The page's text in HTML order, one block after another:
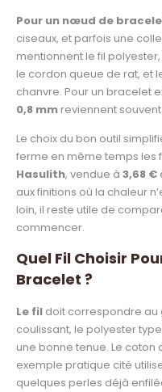
Pour un nœud de
ciseaux, et parfois une
mentionnent le fil
le cordon queue de rat, et
chanvre. Pour un bracelet
0,8 mm reviennent
Le choix du bon outil
ferme en même temps les
Hasulith, vendue à 3,68 €
aux finitions où la chaleur
loin, il reste utile de
commencer.
Quel Fil Choisir
Bracelet ?
Le fil doit correspondre au
coulissant, le polyester type
une bonne tenue. Le coton
exemple pratique cité
quelques perles déjà